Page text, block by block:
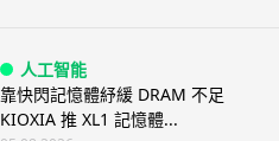
人工智能
靠快閃記憶體紓緩 DRAM 不足
KIOXIA 推 XL1 記憶體...